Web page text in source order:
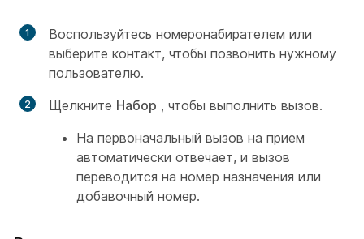
Воспользуйтесь номеронабирателем или
выберите контакт, чтобы позвонить нужному
пользователю.
Щелкните Набор , чтобы выполнить вызов.
На первоначальный вызов на прием
автоматически отвечает, и вызов
переводится на номер назначения или
добавочный номер.